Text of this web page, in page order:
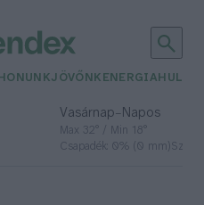
JÖVŐNK ENERGIA
Vasárnap– Napos
Max 32° / Min 18°
Csapadék: 0% (0 mm)Szél: